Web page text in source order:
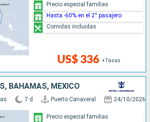
US$ 336 +Tasas
Precio especial familias
Hasta -60% en el 2° pasajero
Comidas incluidas
BAHAMAS, MÉXICO
7 d Puerto Canaveral 24/10/2026
Precio especial familias